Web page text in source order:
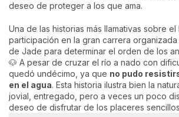
deseo de proteger a los que ama.
Una de las historias más llamativas sobre
participación en la gran carrera
de Jade para determinar el orden de los
🐶 A pesar de cruzar el río a nado con
quedó undécimo, ya que no pudo
en el agua. Esta historia ilustra bien la
jovial, entregado, pero a veces un poco
deseo de disfrutar de los placeres